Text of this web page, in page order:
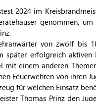
2024 im
genommen,
von zwölf
später erfolgreich
mit einem anderen
Feuerwehren von ihren
für welchen Einsatz
Thomas Prinz den